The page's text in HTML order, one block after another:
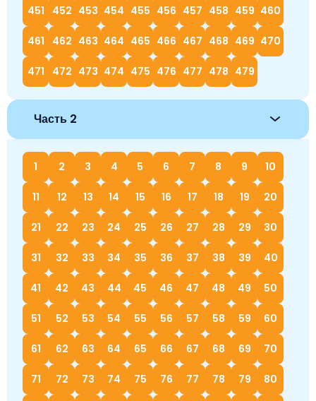
451 452 453 454 455 456 457 458 459 460
461 462 463 464 465 466 467 468 469 470
471 472 473 474 475 476 477 478 479
Часть 2
1 2 3 4 5 6 7 8 9 10
11 12 13 14 15 16 17 18 19 20
21 22 23 24 25 26 27 28 29 30
31 32 33 34 35 36 37 38 39 40
41 42 43 44 45 46 47 48 49 50
51 52 53 54 55 56 57 58 59 60
61 62 63 64 65 66 67 68 69 70
71 72 73 74 75 76 77 78 79 80